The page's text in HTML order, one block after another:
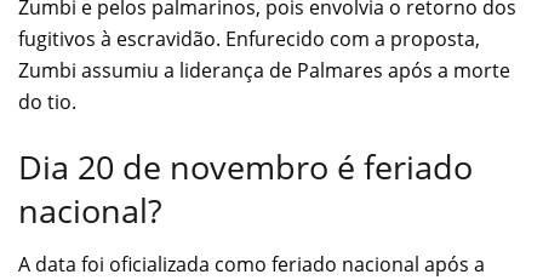
Zumbi e pelos palmarinos, pois envolvia o retorno dos
fugitivos à escravidão. Enfurecido com a proposta,
Zumbi assumiu a liderança de Palmares após a morte
do tio.
Dia 20 de novembro é feriado
nacional?
A data foi oficializada como feriado nacional após a